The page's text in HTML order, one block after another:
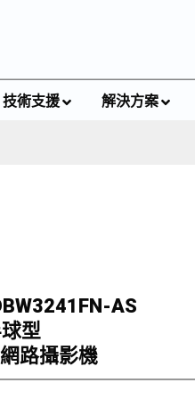
技術支援 解決方案
AS
型
路攝影機